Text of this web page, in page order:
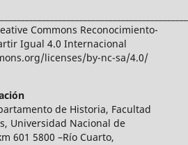
Commons Reconocimiento-
Igual 4.0 Internacional
licenses/by-nc-sa/4.0/
de Historia, Facultad
Universidad Nacional de
601 5800 –Río Cuarto,